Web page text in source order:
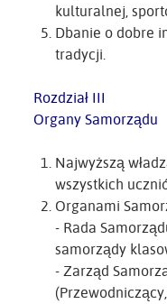
kulturalnej,
Dbanie o dobre
tradycji.
Rozdział III
Organy Samorządu
Najwyższą
wszystkich
Organami
- Rada
samorządy
- Zarząd